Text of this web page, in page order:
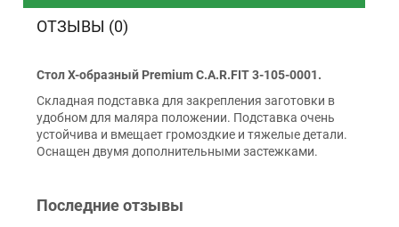
Наличными
Наложенный платеж (при получении)
Оплата картой Visa, Mastercard - LiqPay
Приватбанк
ОТЗЫВЫ (0)
Стол Х-образный Premium C.A.R.FIT 3-105-0001.
Складная подставка для закрепления заготовки в
удобном для маляра положении. Подставка очень
устойчива и вмещает громоздкие и тяжелые детали.
Оснащен двумя дополнительными застежками.
Последние отзывы